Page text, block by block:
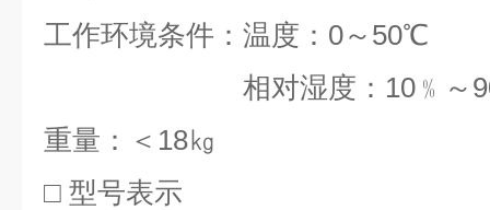
工作环境条件：温度：0～50℃
相对湿度：10﹪～
重量：＜18㎏
□ 型号表示